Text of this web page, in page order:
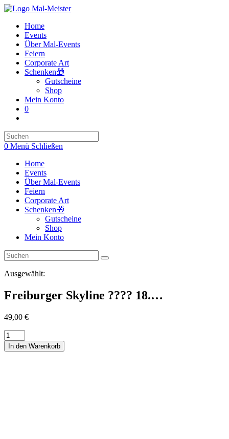
Zum
springenHome
Events
Über Mal-Events
Feiern
Corporate Art
Schenken🎁
Gutscheine
Shop
Mein Konto
0
umschalten
0 Menü Schließen
Home
Events
Über Mal-Events
Feiern
Corporate Art
Schenken🎁
Gutscheine
Shop
Mein Konto
Ausgewählt:
Freiburger Skyline ???? 18.…
49,00 €
Freiburger
Skyline
????
In den Warenkorb